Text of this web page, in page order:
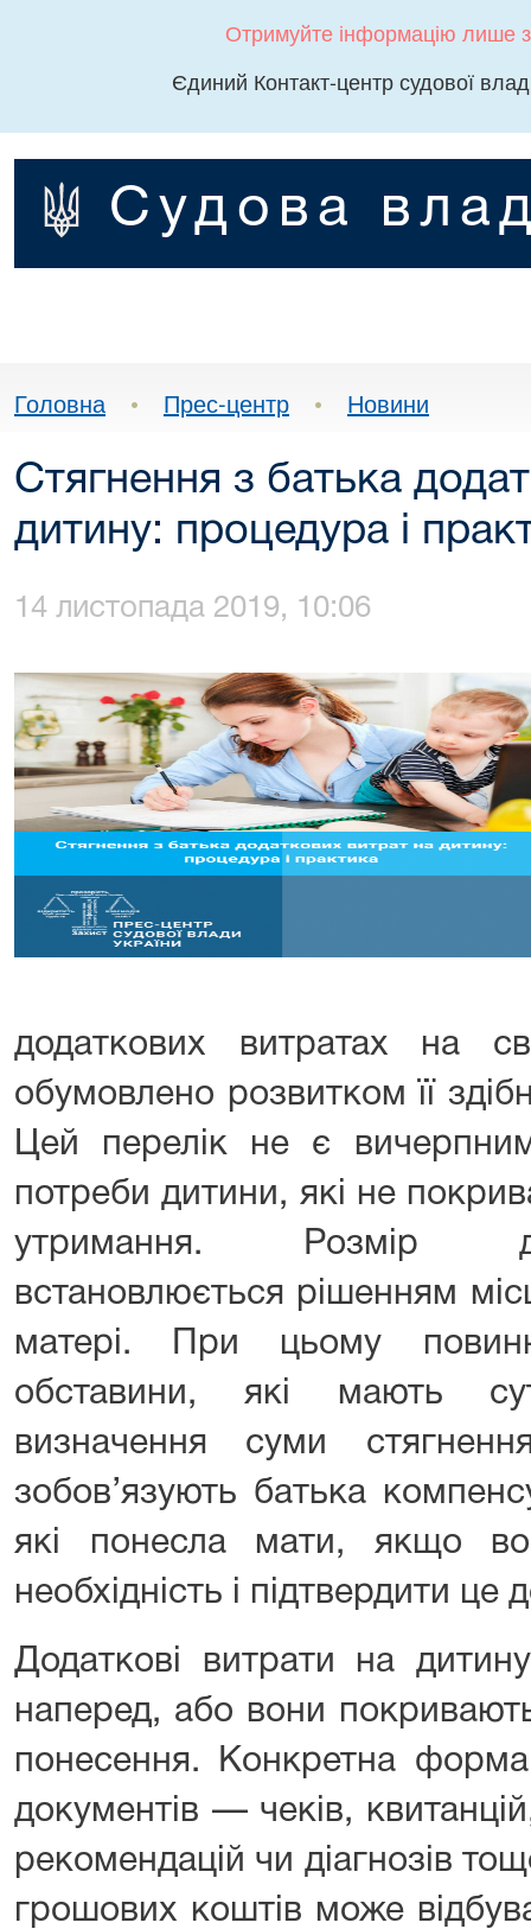
Отримуйте інформацію лише
Єдиний Контакт-центр судової
Судова
Головна • Прес-центр • Новини
Стягнення з батька
дитину: процедура і
14 листопада 2019, 10:06
додаткових витратах на
обумовлено розвитком її
Цей перелік не є
потреби дитини, які не
утримання. Розмір
встановлюється рішенням
матері. При цьому
обставини, які мають
визначення суми
зобов’язують батька
які понесла мати, якщо
необхідність і підтвердити це
Додаткові витрати на
наперед, або вони
понесення. Конкретна
документів — чеків,
рекомендацій чи діагнозів
грошових коштів може